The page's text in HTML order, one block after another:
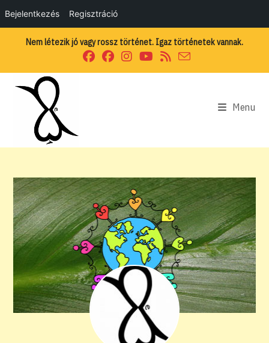
Bejelentkezés Regisztráció
Nem létezik jó vagy rossz történet. Igaz történetek vannak.
Menu